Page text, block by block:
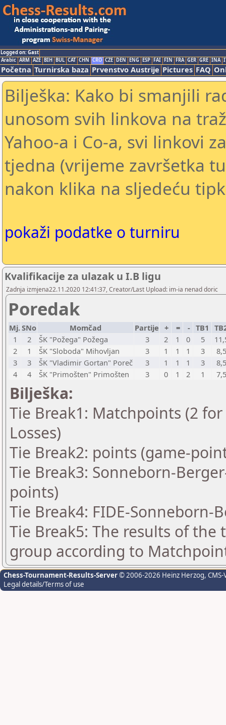
Logged on: Gast
Arabic ARM AZE BIH BUL CAT CHN CRO CZE DEN ENG ESP FAI FIN FRA GER GRE INA
Početna Turnirska baza Prvenstvo Austrije Pictures FAQ
Bilješka: Kako bi smanjili
unosom svih linkova na
Yahoo-a i Co-a, svi linkovi
tjedna (vrijeme završetka
nakon klika na sljedeću
pokaži podatke o turniru
Kvalifikacije za ulazak u I.B ligu
Zadnja izmjena22.11.2020 12:41:37, Creator/Last Upload: im-ia nenad doric
Poredak
Mj.SNo Momčad Partije + = - TB1
1
2 ŠK "Požega" Požega 3 2 1 0 5
2
1 ŠK "Sloboda" Mihovljan 3 1 1 1 3
8,5
3
3 ŠK "Vladimir Gortan" Poreč 3 1 1 1 3
8,5
4
4 ŠK "Primošten" Primošten 3 0 1 2 1 7,5
Bilješka:
Tie Break1: Matchpoints (2
Losses)
Tie Break2: points (game-
Tie Break3: Sonneborn-
points)
Tie Break4: FIDE-Sonneborn-
Tie Break5: The results of
group according to
Chess-Tournament-Results-Server© 2006-2026 Heinz Herzog,
Legal details/Terms of use